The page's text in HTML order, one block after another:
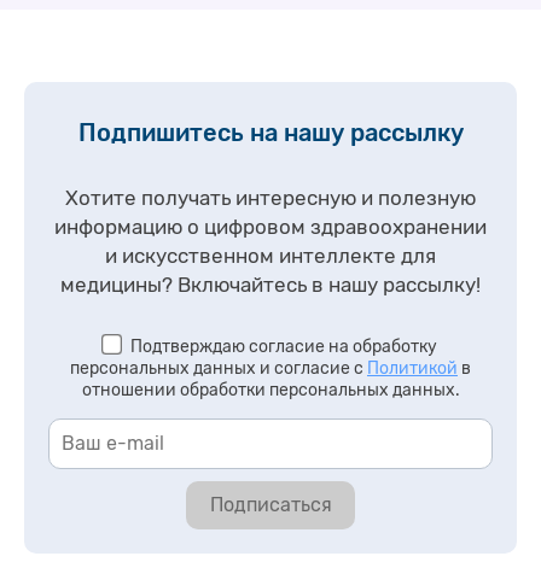
Подпишитесь на нашу рассылку
Хотите получать интересную и полезную
информацию о цифровом здравоохранении
и искусственном интеллекте для
медицины? Включайтесь в нашу рассылку!
Подтверждаю согласие на обработку
персональных данных и согласие с Политикой в
отношении обработки персональных данных.
Подписаться